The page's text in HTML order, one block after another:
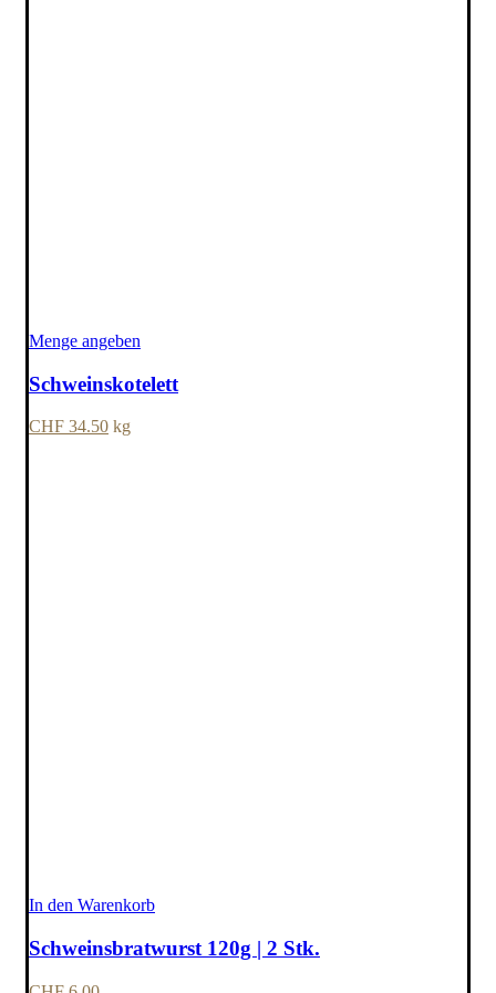
Menge angeben
Schweinskotelett
CHF 34.50 kg
In den Warenkorb
Schweinsbratwurst 120g | 2 Stk.